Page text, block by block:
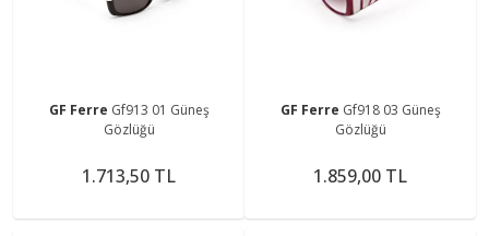
GF Ferre Gf913 01 Güneş
Gözlüğü
1.713,50 TL
GF Ferre Gf918 03 Güneş
Gözlüğü
1.859,00 TL